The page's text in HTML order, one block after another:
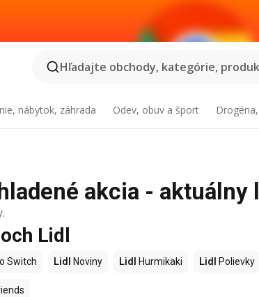
Hľadajte obchody, kategórie,
nábytok, záhrada Odev, obuv a šport
akcia - aktuálny
Lidl
Switch Lidl Noviny Lidl Hurmikaki Lidl Polievky